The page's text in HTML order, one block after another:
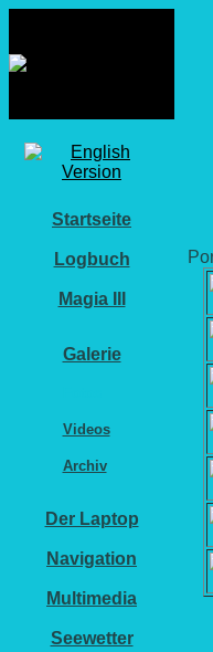
Startseite
Logbuch
Magia III
Galerie
Videos
Archiv
Der Laptop
Navigation
Multimedia
Seewetter